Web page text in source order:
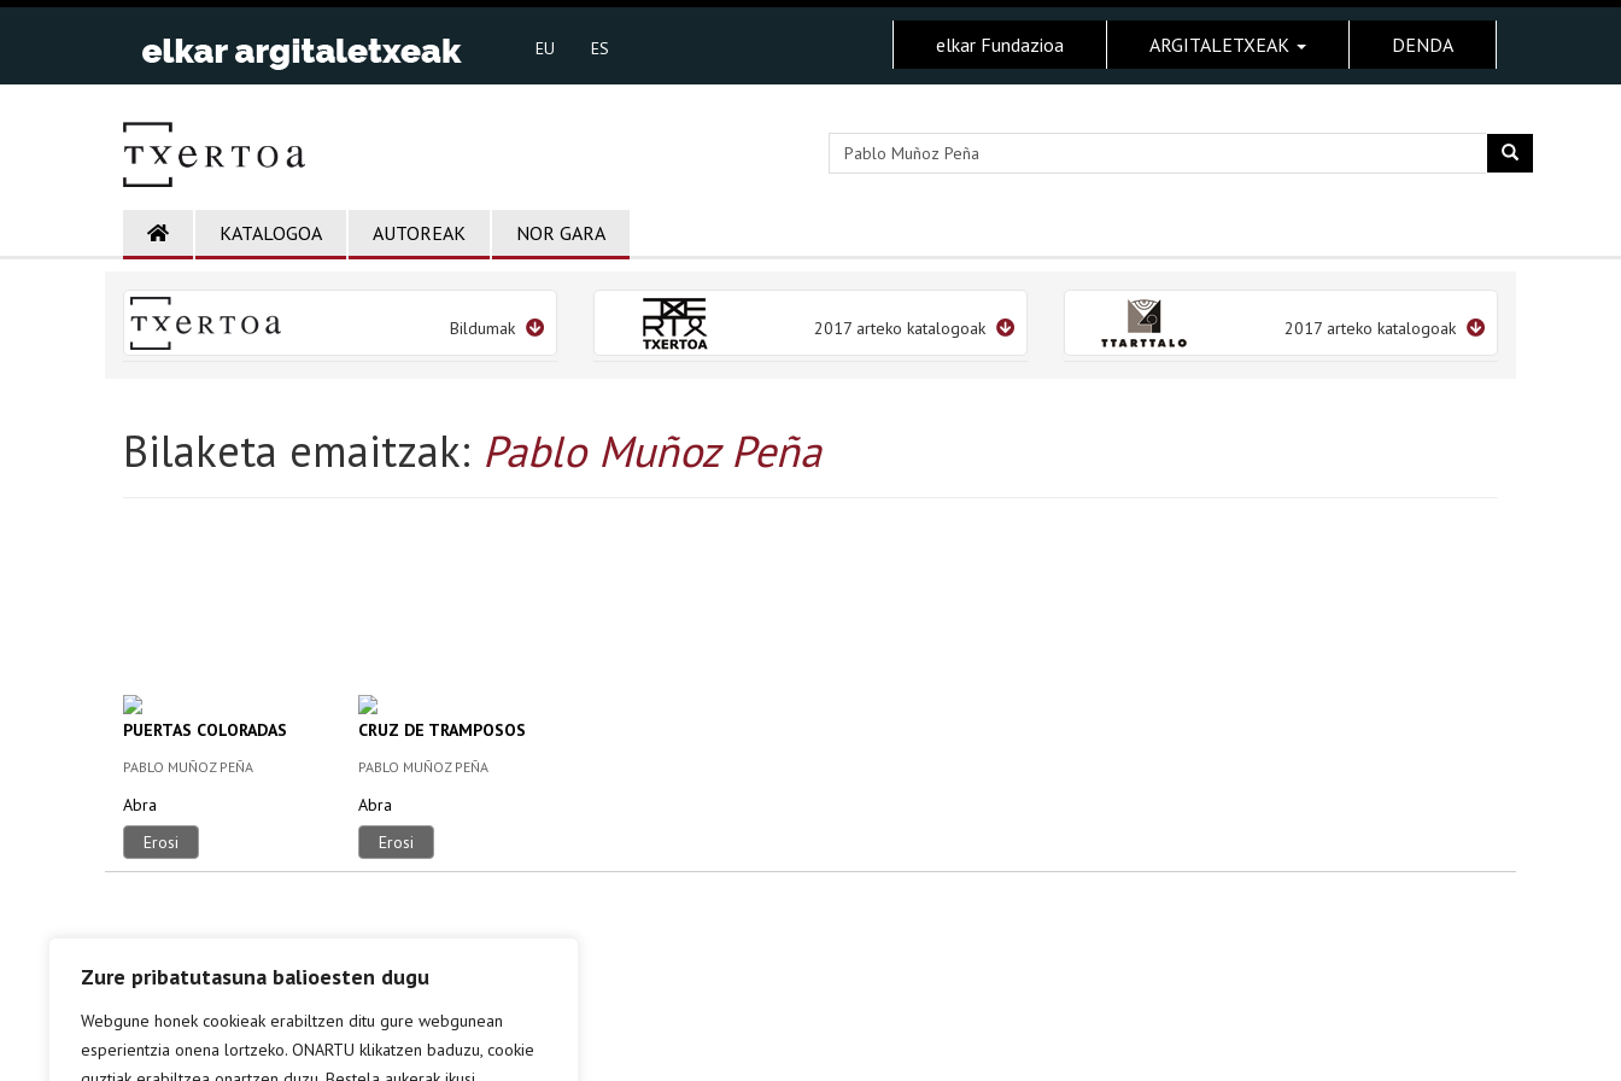
Zure pribatutasuna balioesten dugu
Webgune honek cookieak erabiltzen ditu gure webgunean
esperientzia onena lortzeko. ONARTU klikatzen baduzu, cookie
EU ES elkar Fundazioa ARGITALETXEAK DENDA
KATALOGOA AUTOREAK NOR GARA
Bildumak 2017 arteko katalogoak 2017 arteko katalogoak
Bilaketa emaitzak: Pablo Muñoz Peña
PUERTAS COLORADAS
PABLO MUÑOZ PEÑA
Abra
Erosi
CRUZ DE TRAMPOSOS
PABLO MUÑOZ PEÑA
Abra
Erosi